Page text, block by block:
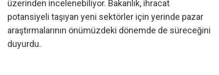
üzerinden incelenebiliyor. Bakanlık, ihracat
potansiyeli taşıyan yeni sektörler için yerinde pazar
araştırmalarının önümüzdeki dönemde de süreceğini
duyurdu.